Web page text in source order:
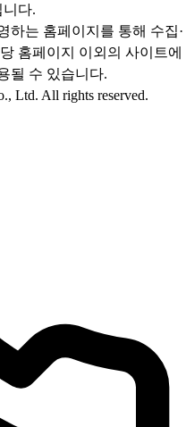
다.
하는 홈페이지를 통해 수집·
홈페이지 이외의 사이트에
될 수 있습니다.
Ltd. All rights reserved.